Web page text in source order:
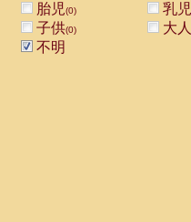
胎児(0) 乳児
子供(0) 大人
不明